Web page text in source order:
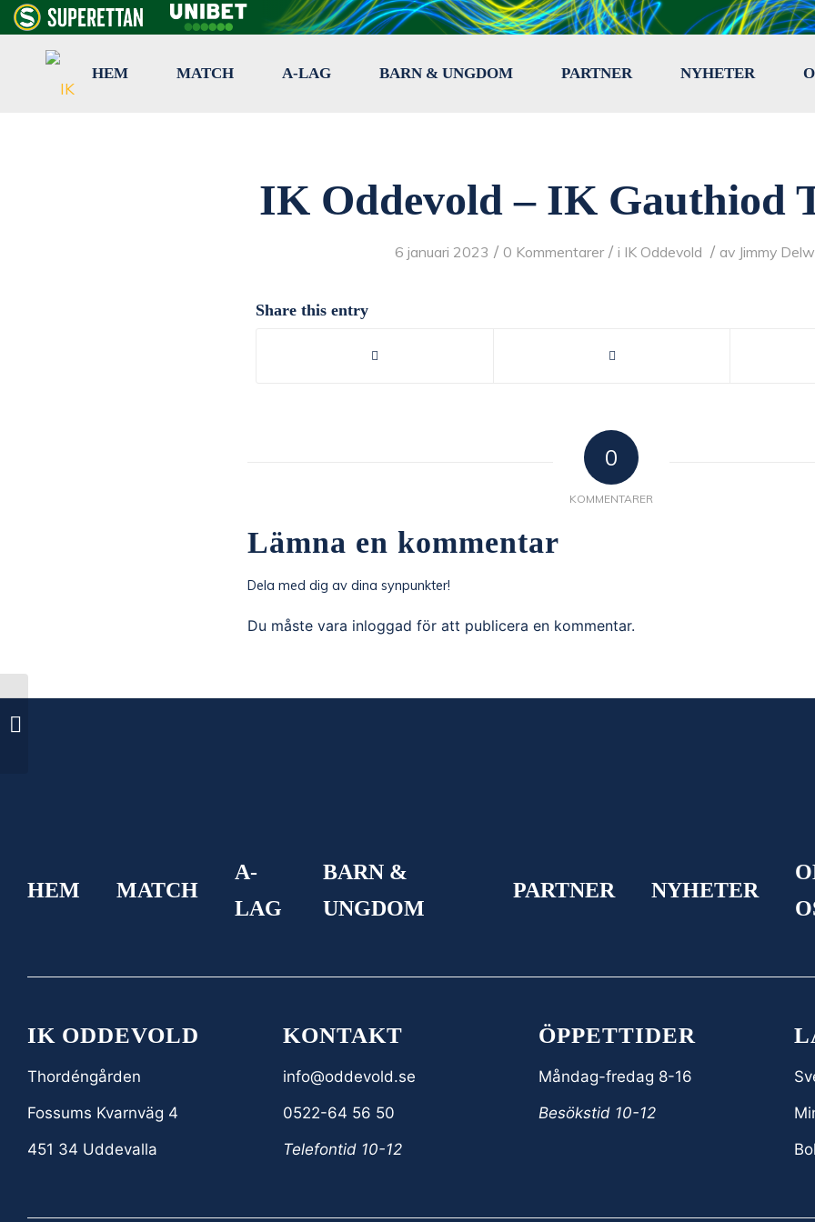
HEM MATCH A-LAG BARN & UNGDOM PARTNER NYHETER
IK Oddevold – IK Gauthiod
6 januari 2023 / 0 Kommentarer / i IK Oddevold / av Jimmy
Share this entry
0
KOMMENTARER
Lämna en kommentar
Dela med dig av dina synpunkter!
Du måste vara inloggad för att publicera en kommentar.
HEM MATCH
A-
LAG
BARN &
UNGDOM
PARTNER NYHETER
IK ODDEVOLD
Thordéngården
Fossums Kvarnväg 4
451 34 Uddevalla
KONTAKT
info@oddevold.se
0522-64 56 50
Telefontid 10-12
ÖPPETTIDER
Måndag-fredag 8-16
Besökstid 10-12